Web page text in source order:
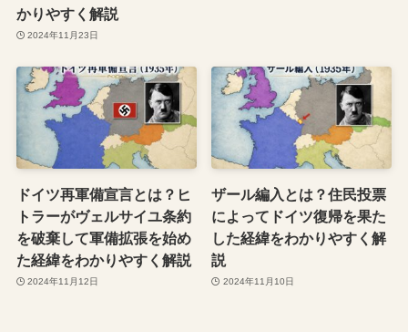
かりやすく解説
2024年11月23日
ドイツ再軍備宣言とは？ヒ
トラーがヴェルサイユ条約
を破棄して軍備拡張を始め
た経緯をわかりやすく解説
2024年11月12日
ザール編入とは？住民投票
によってドイツ復帰を果た
した経緯をわかりやすく解
説
2024年11月10日